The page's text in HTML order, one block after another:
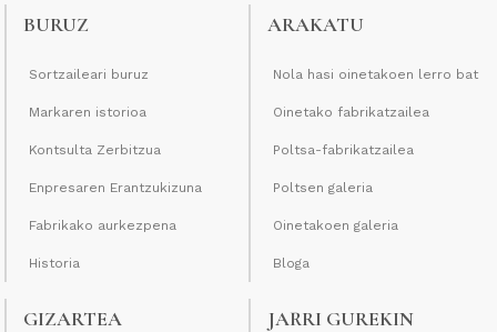
BURUZ
Sortzaileari buruz
Markaren istorioa
Kontsulta Zerbitzua
Enpresaren Erantzukizuna
Fabrikako aurkezpena
Historia
ARAKATU
Nola hasi oinetakoen lerro bat
Oinetako fabrikatzailea
Poltsa-fabrikatzailea
Poltsen galeria
Oinetakoen galeria
Bloga
GIZARTEA
JARRI GUREKIN